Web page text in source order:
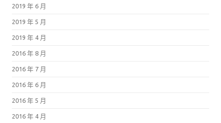
2019 年 6 月
2019 年 5 月
2019 年 4 月
2016 年 8 月
2016 年 7 月
2016 年 6 月
2016 年 5 月
2016 年 4 月